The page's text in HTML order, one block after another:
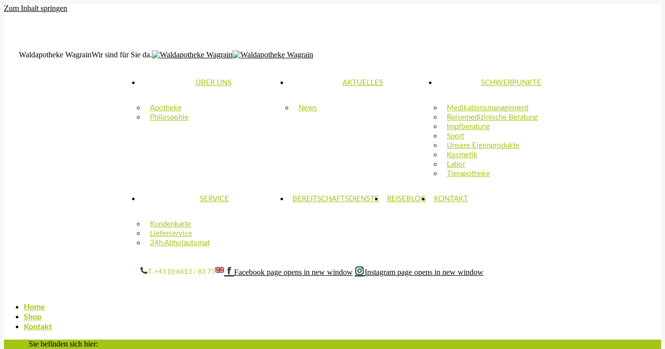
Zum Inhalt springen
Waldapotheke WagrainWir sind für Sie da.
ÜBER UNS
Apotheke
Philospohie
AKTUELLES
News
SCHWERPUNKTE
Medikationsmanagement
Reisemedizinische Beratung
Impfberatung
Sport
Unsere Eigenprodukte
Kosmetik
Labor
Tierapotheke
SERVICE
Kundenkarte
Lieferservice
24h Abholautomat
BEREITSCHAFTSDIENSTE REISEBLOG KONTAKT
T. +43 (0) 6413 / 83 77 Facebook page opens in new window Instagram page opens in new window
Home
Shop
Kontakt
Sie befinden sich hier: